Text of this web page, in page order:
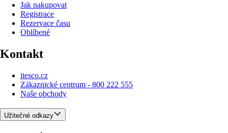
Jak nakupovat
Registrace
Rezervace času
Oblíbené
Kontakt
itesco.cz
Zákaznické centrum - 800 222 555
Naše obchody
Užitečné odkazy